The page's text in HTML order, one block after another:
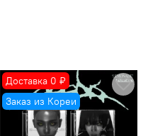
Доставка 0 ₽
Заказ из Кореи